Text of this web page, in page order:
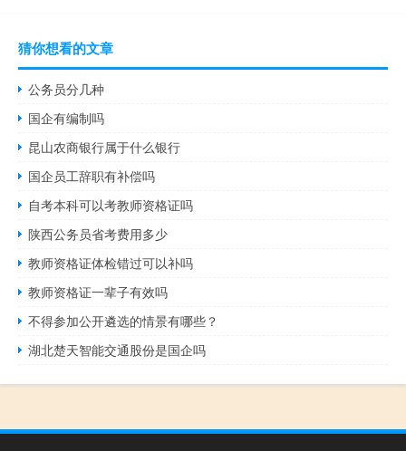
猜你想看的文章
公务员分几种
国企有编制吗
昆山农商银行属于什么银行
国企员工辞职有补偿吗
自考本科可以考教师资格证吗
陕西公务员省考费用多少
教师资格证体检错过可以补吗
教师资格证一辈子有效吗
不得参加公开遴选的情景有哪些？
湖北楚天智能交通股份是国企吗